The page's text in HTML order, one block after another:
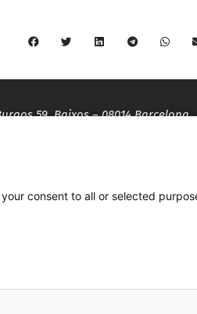
59, Baixos – 08014 Barcelona
consent to all or selected